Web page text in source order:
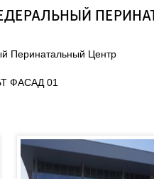
Перинатальный Центр
ФАСАД 01